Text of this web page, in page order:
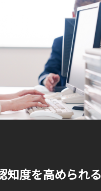
知度を高められる